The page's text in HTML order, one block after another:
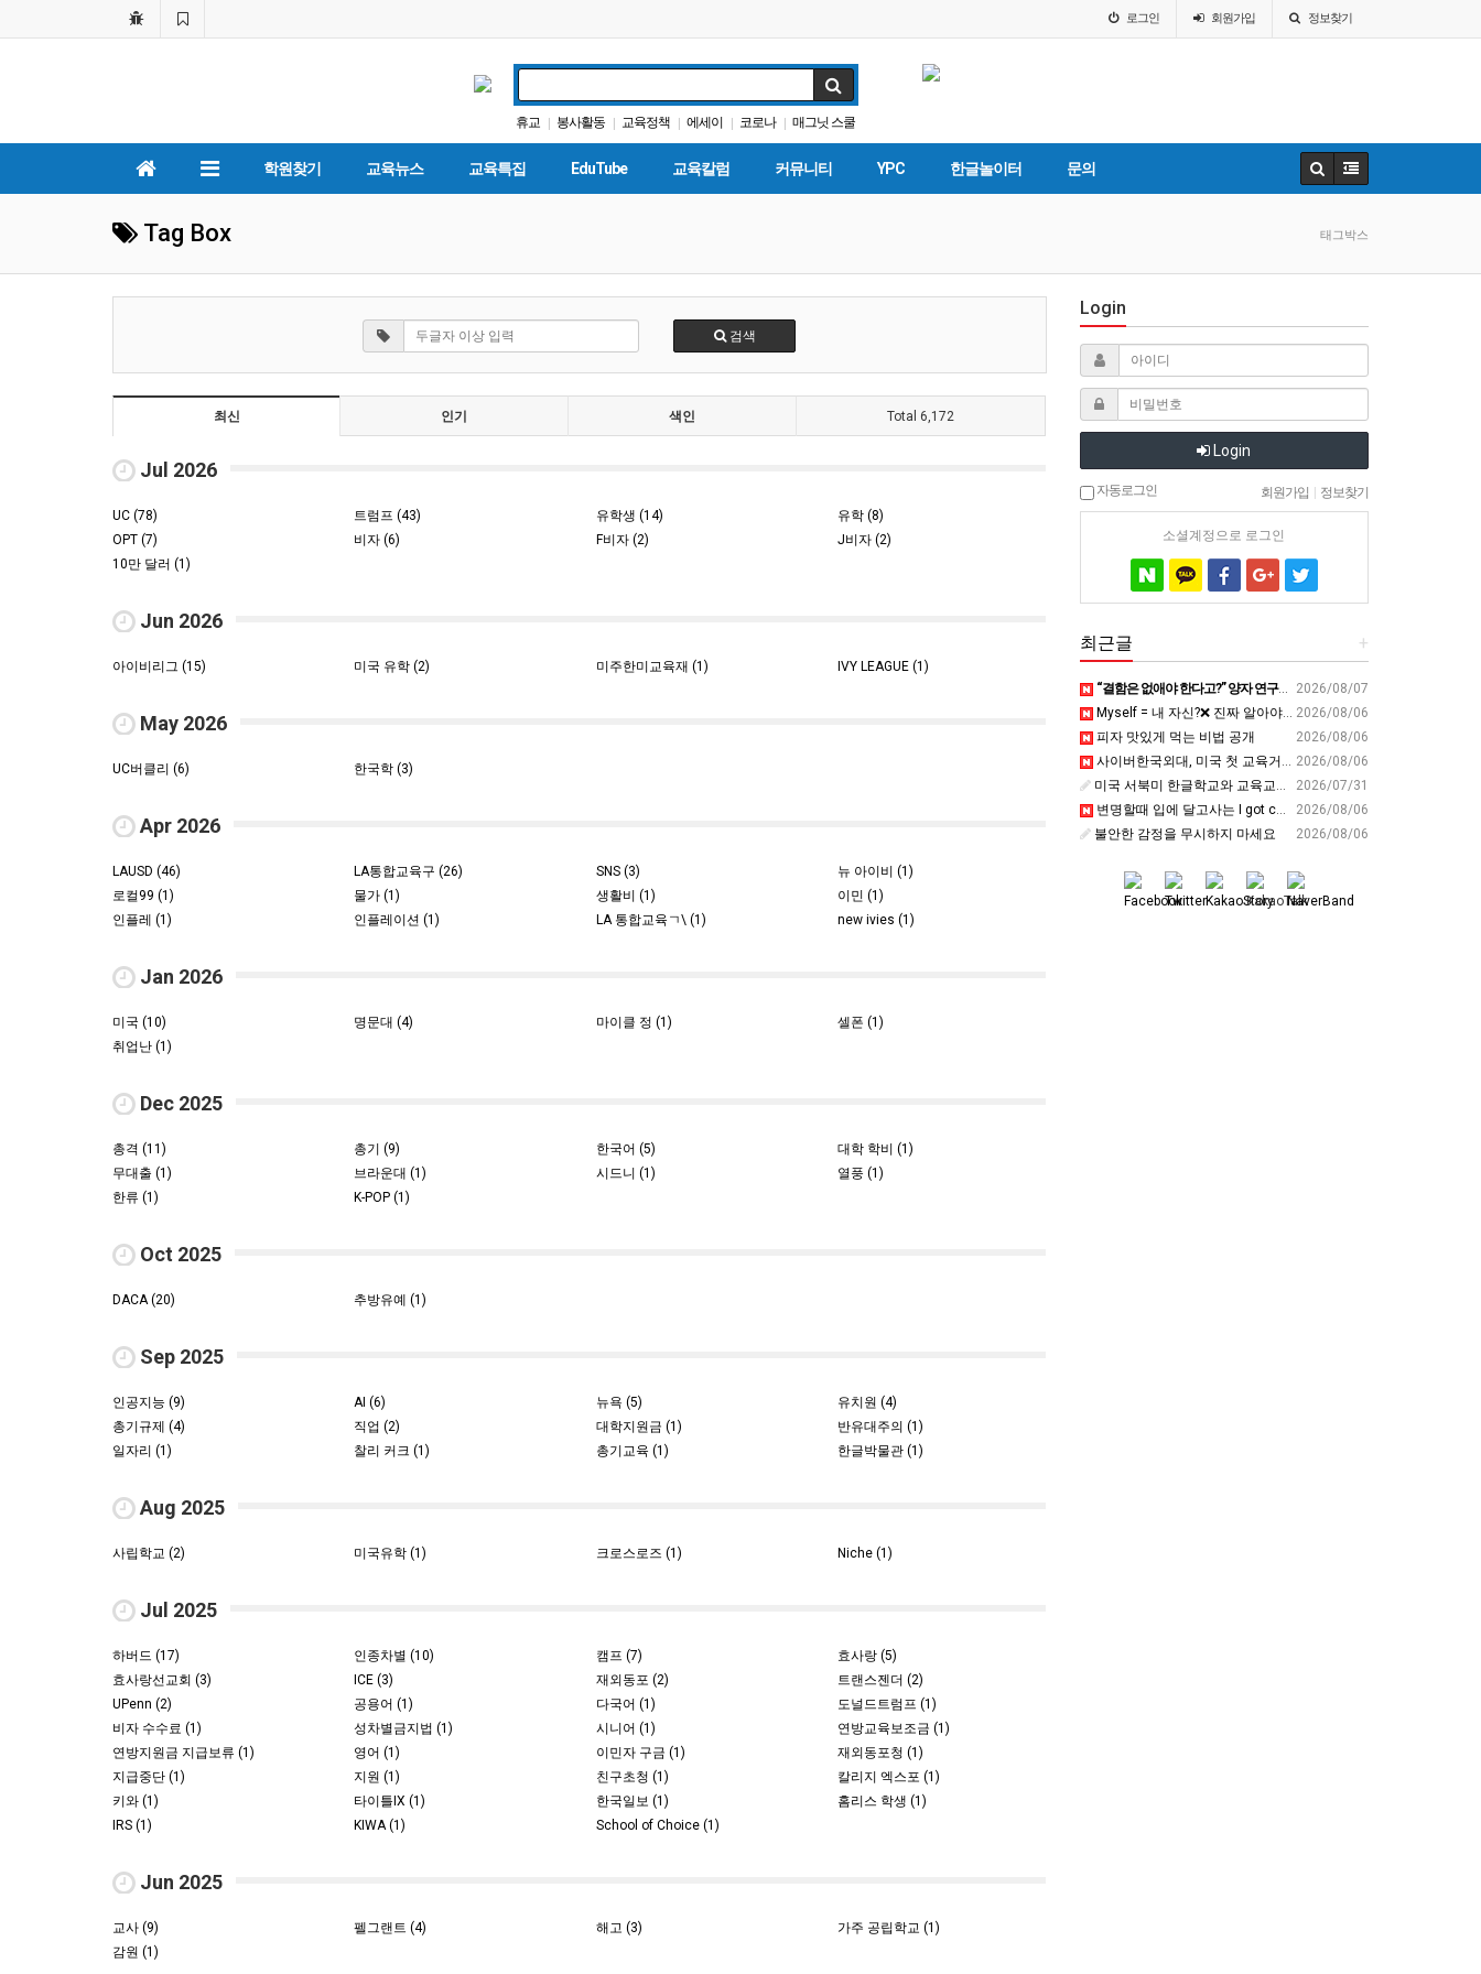
로그인 회원가입 정보찾기
휴교 | 봉사활동 | 교육정책 | 에세이 | 코로나 | 매그닛 스쿨
| 인터뷰 | 가주교육신문 | 바이든 | 다카
학원찾기 교육뉴스 교육특집 EduTube 교육칼럼 커뮤니티 YPC 한글놀이터 문의
Tag Box 태그박스
검색
최신 인기 색인 Total 6,172
Jul 2026
UC (78) 트럼프 (43) 유학생 (14)
유학 (8)
OPT (7)
비자 (6) F비자 (2)
J비자 (2)
10만 달러 (1)
Jun 2026
아이비리그 (15) 미국 유학 (2) 미주한미교육재 (1) IVY LEAGUE (1)
May 2026
UC버클리 (6) 한국학 (3)
Apr 2026
LAUSD (46) LA통합교육구 (26) SNS (3)
뉴 아이비 (1)
로컬99 (1)
물가 (1) 생활비 (1)
이민 (1)
인플레 (1)
인플레이션 (1) LA 통합교육ㄱ\ (1) new ivies (1)
Jan 2026
미국 (10) 명문대 (4) 마이클 정 (1)
셀폰 (1)
취업난 (1)
Dec 2025
총격 (11) 총기 (9) 한국어 (5)
대학 학비 (1)
무대출 (1)
브라운대 (1) 시드니 (1)
열풍 (1)
한류 (1)
K-POP (1)
Oct 2025
DACA (20) 추방유예 (1)
Sep 2025
인공지능 (9) AI (6) 뉴욕 (5)
유치원 (4)
총기규제 (4)
직업 (2) 대학지원금 (1)
반유대주의 (1)
일자리 (1)
찰리 커크 (1) 총기교육 (1) 한글박물관 (1)
Aug 2025
사립학교 (2) 미국유학 (1) 크로스로즈 (1) Niche (1)
Jul 2025
하버드 (17) 인종차별 (10) 캠프 (7)
효사랑 (5)
효사랑선교회 (3)
ICE (3) 재외동포 (2)
트랜스젠더 (2)
UPenn (2)
공용어 (1) 다국어 (1)
도널드트럼프 (1)
비자 수수료 (1)
성차별금지법 (1) 시니어 (1)
연방교육보조금 (1)
연방지원금 지급보류 (1)
영어 (1) 이민자 구금 (1)
재외동포청 (1)
지급중단 (1)
지원 (1) 친구초청 (1)
칼리지 엑스포 (1)
키와 (1)
타이틀IX (1) 한국일보 (1)
홈리스 학생 (1)
IRS (1)
KIWA (1) School of Choice (1)
Jun 2025
교사 (9) 펠그랜트 (4) 해고 (3)
가주 공립학교 (1)
감원 (1)
Login
Login
자동로그인 회원가입 정보찾기
소셜계정으로 로그인
+
최근글
2026/08/07
“결함은 없애야 한다고?” 양자 연구자가 밝힌 신비: 없애려던 흠이 무기가 되는 방법 | 이정현 KIST 양자기술연구단 선임연구원 | 양자 컴퓨터 인생 | 세바시 2121회
2026/08/06
Myself = 내 자신?❌ 진짜 알아야 할 뜻????
2026/08/06
피자 맛있게 먹는 비법 공개
2026/08/06
사이버한국외대, 미국 첫 교육거점 구축…뉴욕에 미주글로벌센터 개소 - 재외동포신문
2026/07/31
미국 서북미 한글학교와 교육교류 첫 물꼬 - 사회적경제뉴스
2026/08/06
변명할때 입에 달고사는 I got carried away????????
2026/08/06
불안한 감정을 무시하지 마세요